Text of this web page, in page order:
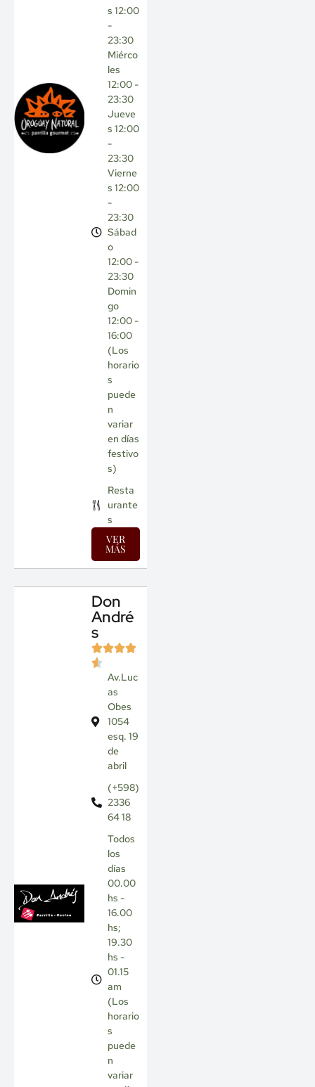
s 12:00
-
23:30
Miérco
les
12:00 -
23:30
Jueve
s 12:00
-
23:30
Vierne
s 12:00
-
23:30
Sábad
o
12:00 -
23:30
Domin
go
12:00 -
16:00
(Los
horario
s
puede
n
variar
en días
festivo
s)
Resta
urante
s
VER
MÁS
Don
André
s
Av.Luc
as
Obes
1054
esq. 19
de
abril
(+598)
2336
64 18
Todos
los
días
00.00
hs -
16.00
hs;
19.30
hs -
01.15
am
(Los
horario
s
puede
n
variar